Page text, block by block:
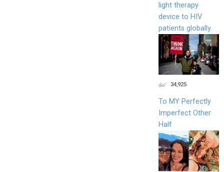
light therapy
device to HIV
patients globally.
34,925
To MY Perfectly
Imperfect Other
Half